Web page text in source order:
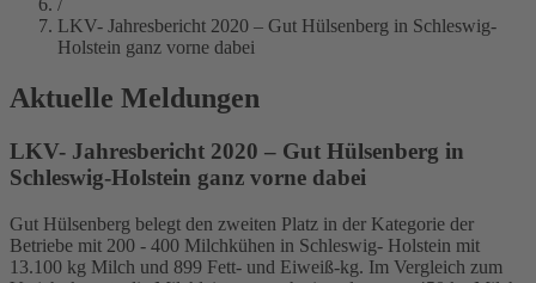
/
LKV- Jahresbericht 2020 – Gut Hülsenberg in Schleswig-
Holstein ganz vorne dabei
Aktuelle Meldungen
LKV- Jahresbericht 2020 – Gut Hülsenberg in
Schleswig-Holstein ganz vorne dabei
Gut Hülsenberg belegt den zweiten Platz in der Kategorie der
Betriebe mit 200 - 400 Milchkühen in Schleswig- Holstein mit
13.100 kg Milch und 899 Fett- und Eiweiß-kg. Im Vergleich zum